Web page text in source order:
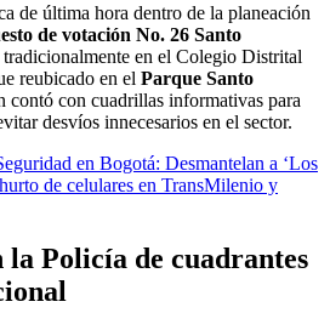
de última hora dentro de la planeación
de votación No. 26 Santo
en el Colegio Distrital
reubicado en el Parque Santo
contó con cuadrillas informativas para
desvíos innecesarios en el sector.
en Bogotá: Desmantelan a ‘Los
de celulares en TransMilenio y
Policía de cuadrantes